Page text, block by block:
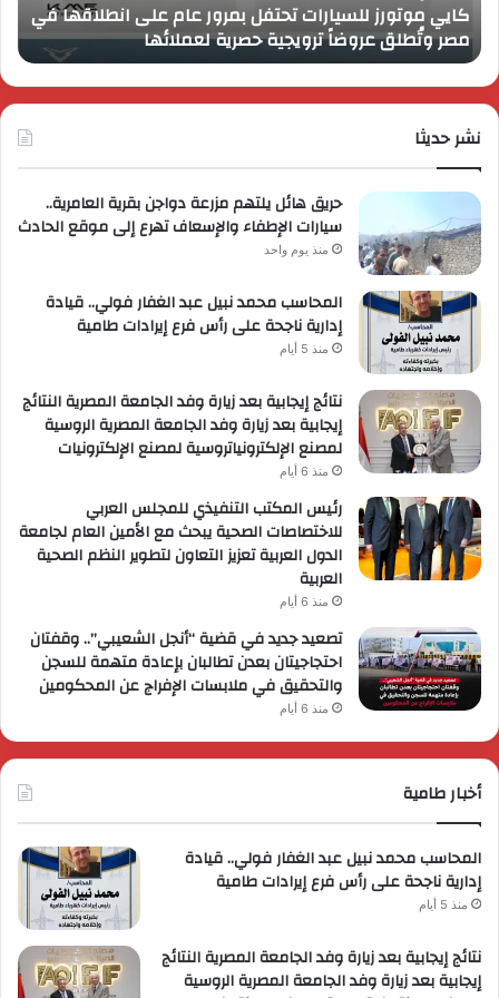
في
مصر
وتُطلق
عروضاً
ترويجية
حصرية
كايي موتورز للسيارات تحتفل بمرور عام على انطلاقها في
مصر وتُطلق عروضاً ترويجية حصرية لعملائها
نشر حديثا
حريق هائل يلتهم مزرعة دواجن بقرية العامرية..
سيارات الإطفاء والإسعاف تهرع إلى موقع الحادث
منذ يوم واحد
المحاسب محمد نبيل عبد الغفار فولي.. قيادة
إدارية ناجحة على رأس فرع إيرادات طامية
منذ 5 أيام
نتائج إيجابية بعد زيارة وفد الجامعة المصرية النتائج
إيجابية بعد زيارة وفد الجامعة المصرية الروسية
لمصنع الإلكترونياتروسية لمصنع الإلكترونيات
منذ 6 أيام
رئيس المكتب التنفيذي للمجلس العربي
للاختصاصات الصحية يبحث مع الأمين العام لجامعة
الدول العربية تعزيز التعاون لتطوير النظم الصحية
العربية
منذ 6 أيام
تصعيد جديد في قضية “أنجل الشعيبي”.. وقفتان
احتجاجيتان بعدن تطالبان بإعادة متهمة للسجن
والتحقيق في ملابسات الإفراج عن المحكومين
منذ 6 أيام
أخبار طامية
المحاسب محمد نبيل عبد الغفار فولي.. قيادة
إدارية ناجحة على رأس فرع إيرادات طامية
منذ 5 أيام
نتائج إيجابية بعد زيارة وفد الجامعة المصرية النتائج
إيجابية بعد زيارة وفد الجامعة المصرية الروسية